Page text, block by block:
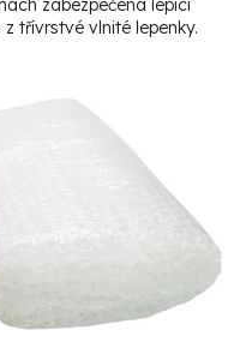
zabezpečena lepicí
z třívrstvé vlnité lepenky.